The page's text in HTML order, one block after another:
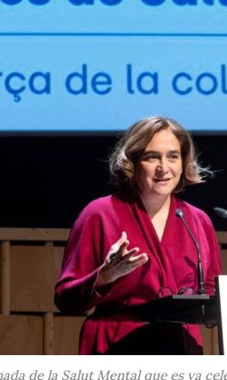
de la Salut Mental que es va